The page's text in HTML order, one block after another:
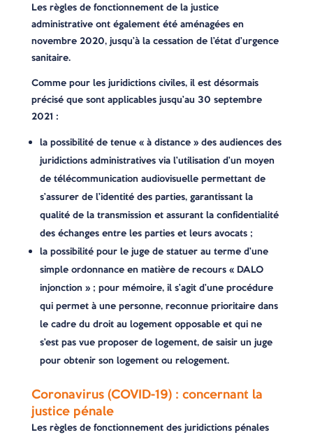
Les règles de fonctionnement de la justice
administrative ont également été aménagées en
novembre 2020, jusqu’à la cessation de l’état d’urgence
sanitaire.
Comme pour les juridictions civiles, il est désormais
précisé que sont applicables jusqu’au 30 septembre
2021 :
la possibilité de tenue « à distance » des audiences des
juridictions administratives via l’utilisation d’un moyen
de télécommunication audiovisuelle permettant de
s’assurer de l’identité des parties, garantissant la
qualité de la transmission et assurant la confidentialité
des échanges entre les parties et leurs avocats ;
la possibilité pour le juge de statuer au terme d’une
simple ordonnance en matière de recours « DALO
injonction » ; pour mémoire, il s’agit d’une procédure
qui permet à une personne, reconnue prioritaire dans
le cadre du droit au logement opposable et qui ne
s’est pas vue proposer de logement, de saisir un juge
pour obtenir son logement ou relogement.
Coronavirus (COVID-19) : concernant la
justice pénale
Les règles de fonctionnement des juridictions pénales